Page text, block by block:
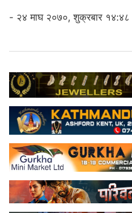
- २४ माघ २०७०, शुक्रबार १४:४८